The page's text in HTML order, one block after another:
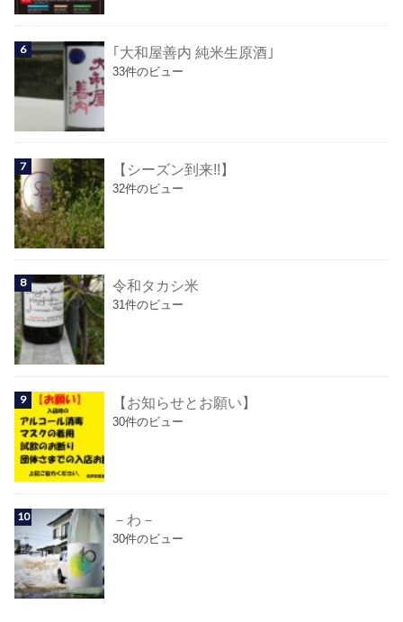
｢大和屋善内 純米生原酒｣
33件のビュー
【シーズン到来!!】
32件のビュー
令和タカシ米
31件のビュー
【お知らせとお願い】
30件のビュー
－わ－
30件のビュー